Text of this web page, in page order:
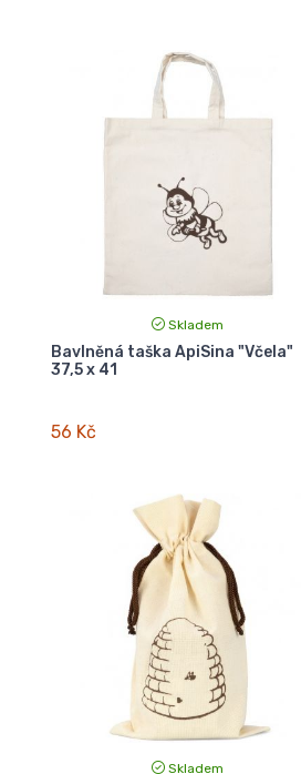
Skladem
Bavlněná taška ApiSina "Včela"
37,5 x 41
56 Kč
Skladem